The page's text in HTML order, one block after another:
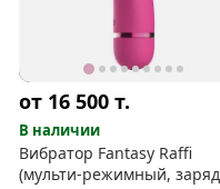
от 16 500т.
В наличии
Вибратор Fantasy Raffi
(мульти-режимный,